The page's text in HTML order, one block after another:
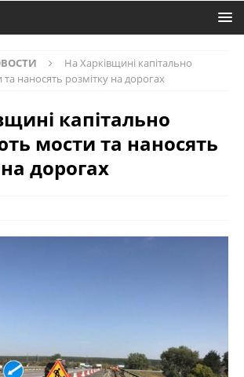
На Харківщині капітально
наносять розмітку на дорогах
капітально
мости та наносять
дорогах